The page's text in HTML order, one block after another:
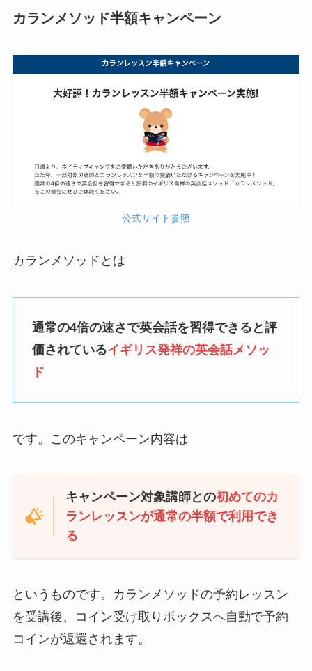
カランメソッド半額キャンペーン
公式サイト参照
カランメソッドとは
通常の4倍の速さで英会話を習得できると評
価されているイギリス発祥の英会話メソッ
ド
です。このキャンペーン内容は
キャンペーン対象講師との初めてのカ
ランレッスンが通常の半額で利用でき
る
というものです。カランメソッドの予約レッスン
を受講後、コイン受け取りボックスへ自動で予約
コインが返還されます。